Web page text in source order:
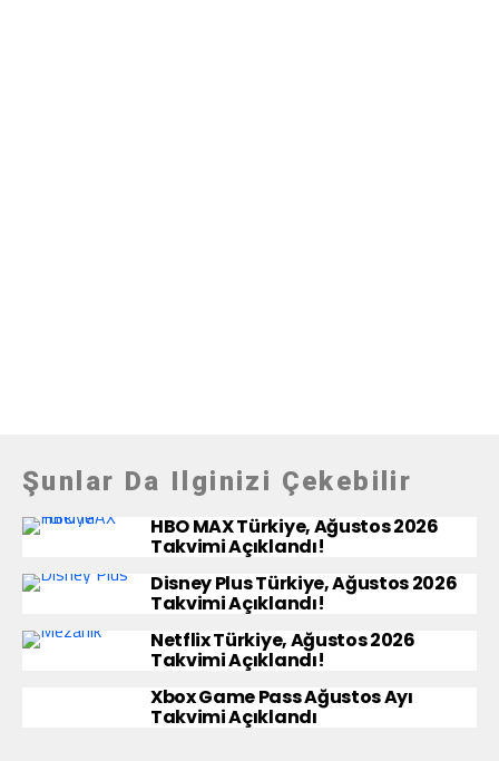
Şunlar Da Ilginizi Çekebilir
HBO MAX Türkiye, Ağustos 2026
Takvimi Açıklandı!
Disney Plus Türkiye, Ağustos 2026
Takvimi Açıklandı!
Netflix Türkiye, Ağustos 2026
Takvimi Açıklandı!
Xbox Game Pass Ağustos Ayı
Takvimi Açıklandı